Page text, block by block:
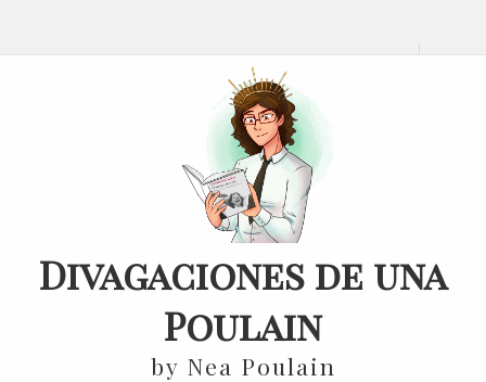
Divagaciones de una
Poulain
by Nea Poulain